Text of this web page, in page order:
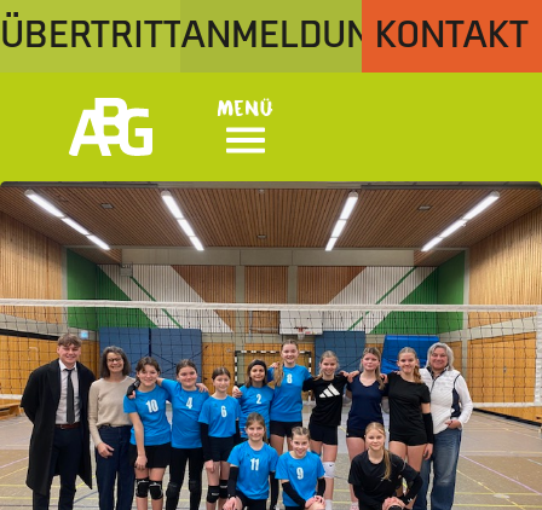
ÜBERTRITTANMELDUNGKONTAKT
Menü